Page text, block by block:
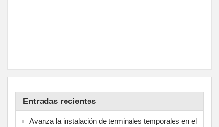
Entradas recientes
Avanza la instalación de terminales temporales en el